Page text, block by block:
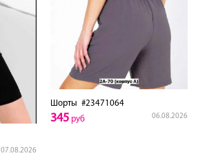
07.08.2026
Шорты #23471064
06.08.2026
345 руб